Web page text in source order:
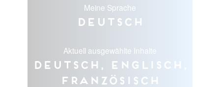
Meine Sprache
Deutsch
Aktuell ausgewählte Inhalte
Deutsch, Englisch,
Französisch